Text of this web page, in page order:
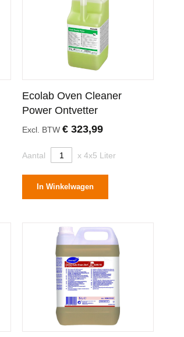
Ecolab Oven Cleaner
Power Ontvetter
Excl. BTW€ 323,99
Aantal x 4x5 Liter
In Winkelwagen